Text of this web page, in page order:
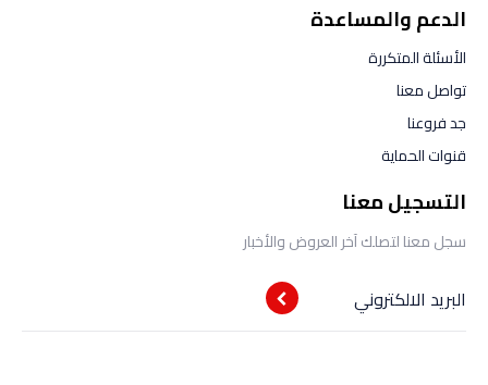
الدعم والمساعدة
الأسئلة المتكررة
تواصل معنا
جد فروعنا
قنوات الحماية
التسجيل معنا
سجل معنا لتصلك آخر العروض والأخبار
البريد الالكتروني